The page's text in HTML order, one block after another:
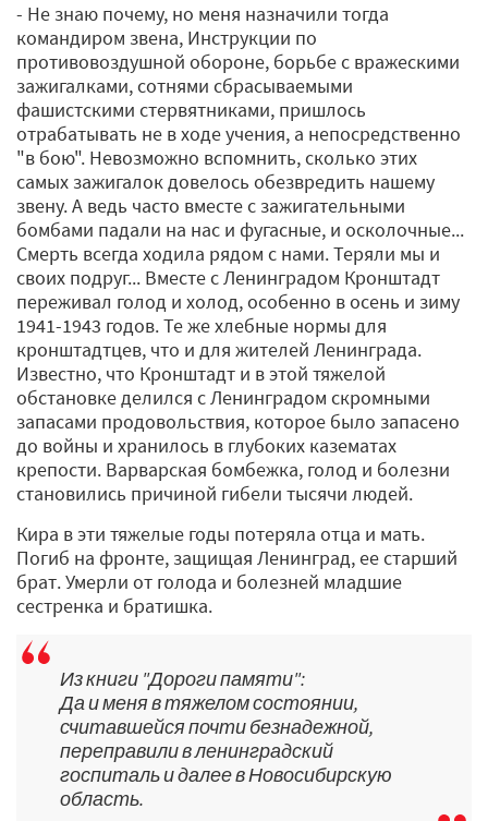
- Не знаю почему, но меня назначили тогда
командиром звена, Инструкции по
противовоздушной обороне, борьбе с вражескими
зажигалками, сотнями сбрасываемыми
фашистскими стервятниками, пришлось
отрабатывать не в ходе учения, а непосредственно
"в бою". Невозможно вспомнить, сколько этих
самых зажигалок довелось обезвредить нашему
звену. А ведь часто вместе с зажигательными
бомбами падали на нас и фугасные, и осколочные...
Смерть всегда ходила рядом с нами. Теряли мы и
своих подруг... Вместе с Ленинградом Кронштадт
переживал голод и холод, особенно в осень и зиму
1941-1943 годов. Те же хлебные нормы для
кронштадтцев, что и для жителей Ленинграда.
Известно, что Кронштадт и в этой тяжелой
обстановке делился с Ленинградом скромными
запасами продовольствия, которое было запасено
до войны и хранилось в глубоких казематах
крепости. Варварская бомбежка, голод и болезни
становились причиной гибели тысячи людей.
Кира в эти тяжелые годы потеряла отца и мать.
Погиб на фронте, защищая Ленинград, ее старший
брат. Умерли от голода и болезней младшие
сестренка и братишка.
Из книги "Дороги памяти":
Да и меня в тяжелом состоянии,
считавшейся почти безнадежной,
переправили в ленинградский
госпиталь и далее в Новосибирскую
область.